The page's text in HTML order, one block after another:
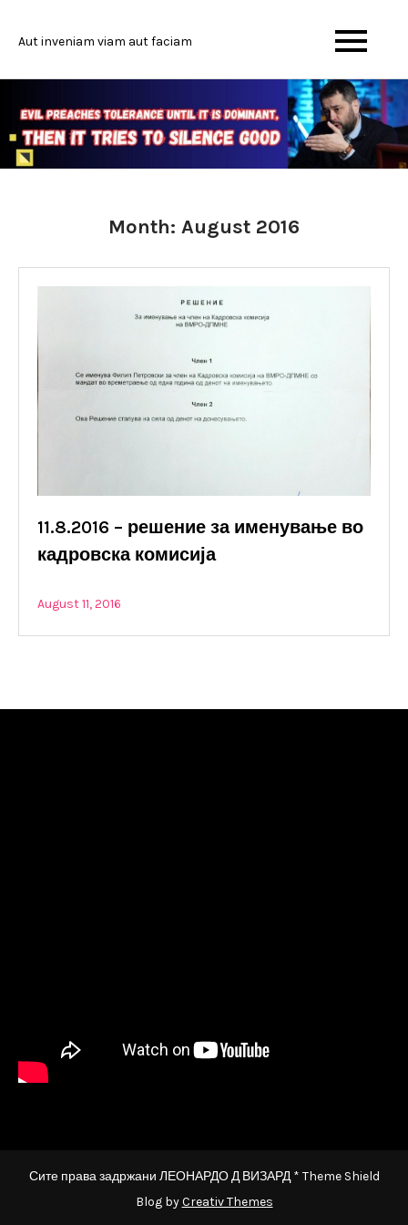
Aut inveniam viam aut faciam
Month: August 2016
11.8.2016 – решение за именување во
кадровска комисија
August 11, 2016
Сите права задржани ЛЕОНАРДО Д ВИЗАРД * Theme Shield
Blog byCreativ Themes